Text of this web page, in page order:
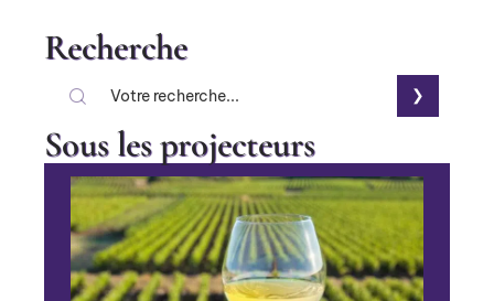
Recherche
Sous les projecteurs